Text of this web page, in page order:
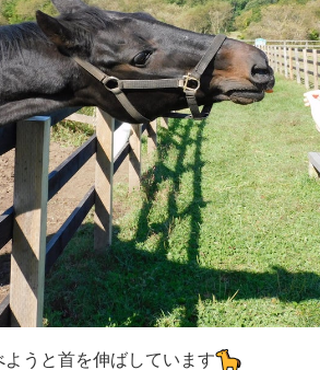
うと首を伸ばしています